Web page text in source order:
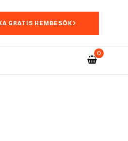
GRATIS HEMBESÖK